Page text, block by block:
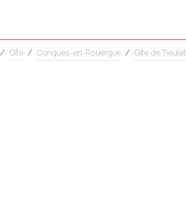
/ Gîte / Conques-en-Rouergue / Gîte de Tieulet